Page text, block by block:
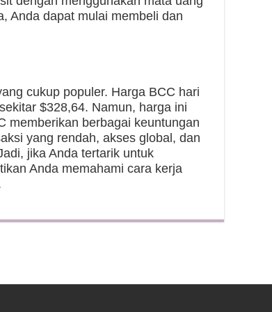
Anda dapat mulai membeli dan
cukup populer. Harga BCC hari
$328,64. Namun, harga ini
memberikan berbagai keuntungan
yang rendah, akses global, dan
jika Anda tertarik untuk
Anda memahami cara kerja